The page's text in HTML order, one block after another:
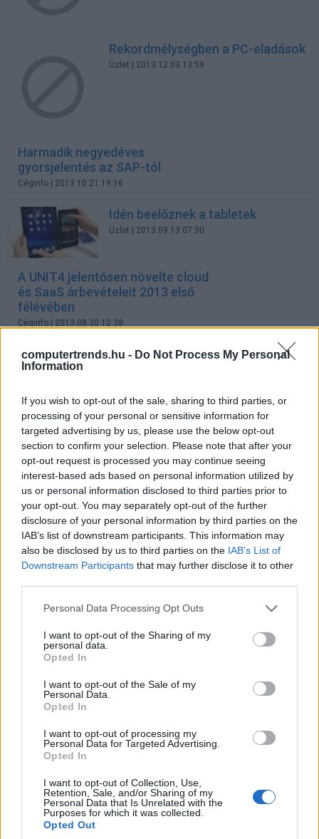
computertrends.hu - Do Not Process My Personal
Information
If you wish to opt-out of the sale, sharing to third parties, or
processing of your personal or sensitive information for
targeted advertising by us, please use the below opt-out
section to confirm your selection. Please note that after your
opt-out request is processed you may continue seeing
interest-based ads based on personal information utilized by
us or personal information disclosed to third parties prior to
your opt-out. You may separately opt-out of the further
disclosure of your personal information by third parties on the
IAB’s list of downstream participants. This information may
also be disclosed by us to third parties on the IAB’s List of
Downstream Participants that may further disclose it to other
Please note that this website/app uses one or more Google
not limited to your visit or usage behaviour. You may click to
grant or deny consent to Google and its third-party tags to
use your data for below specified purposes in below Google
consent section.
Personal Data Processing Opt Outs
I want to opt-out of the Sharing of my
personal data.
Opted In
I want to opt-out of the Sale of my
Personal Data.
Opted In
I want to opt-out of processing my
Personal Data for Targeted Advertising.
Opted In
I want to opt-out of Collection, Use,
Retention, Sale, and/or Sharing of my
Personal Data that Is Unrelated with the
Purposes for which it was collected.
Opted Out
Rekordmélységben a PC-eladások
Üzlet | 2013.12.03 13:59
Harmadik negyedéves
gyorsjelentés az SAP-tól
Céginfo | 2013.10.21 19:16
Idén beelőznek a tabletek
Üzlet | 2013.09.13 07:30
A UNIT4 jelentősen növelte cloud
és SaaS árbevételeit 2013 első
félévében
Céginfo | 2013.08.30 12:38
Évtizedes mélyponton a
Hasít az online kereskedelem
Kínában
Üzlet| 2013.08.21 16:30
Jól fogynak az SSD-k
Tech| 2013.08.14 12:00
381 millió tablet egy év alatt
Tech | 2013.08.13 15:00
Egyre több memóriát veszünk
eladásai
Tech | 2013.08.09 12:00